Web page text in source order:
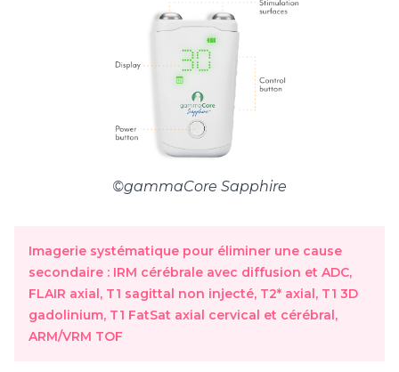
©gammaCore Sapphire
Imagerie systématique pour éliminer une cause
secondaire : IRM cérébrale avec diffusion et ADC,
FLAIR axial, T1 sagittal non injecté, T2* axial, T1 3D
gadolinium, T1 FatSat axial cervical et cérébral,
ARM/VRM TOF